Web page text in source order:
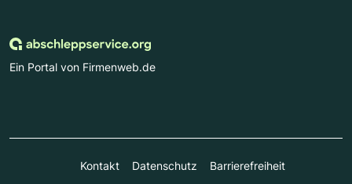
Ein Portal von Firmenweb.de
Kontakt Datenschutz
Barrierefreiheit